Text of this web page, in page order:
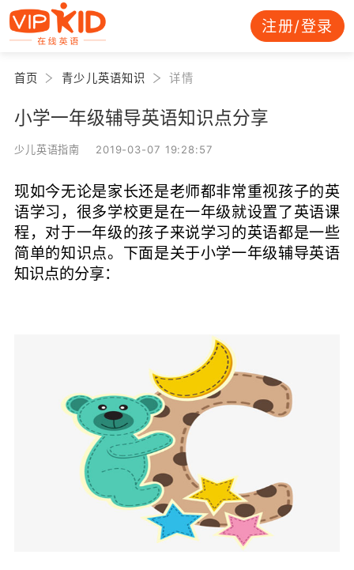
注册/登录
首页 青少儿英语知识 详情
小学一年级辅导英语知识点分享
少儿英语指南 2019-03-07 19:28:57
现如今无论是家长还是老师都非常重视孩子的英
语学习，很多学校更是在一年级就设置了英语课
程，对于一年级的孩子来说学习的英语都是一些
简单的知识点。下面是关于小学一年级辅导英语
知识点的分享：